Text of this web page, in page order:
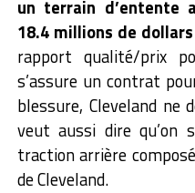
un terrain d’entente
18.4 millions de
rapport qualité/prix
s’assure un contrat
blessure, Cleveland ne
veut aussi dire qu’on
traction arrière
de Cleveland.